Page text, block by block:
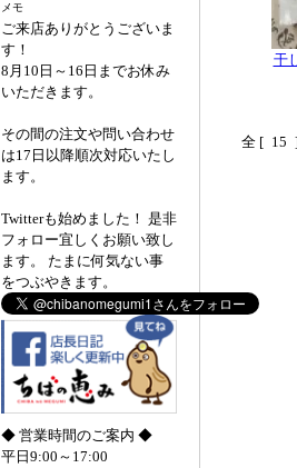
メモ
ご来店ありがとうございま
す！
8月10日～16日までお休み
いただきます。
その間の注文や問い合わせ
は17日以降順次対応いたし
ます。
Twitterも始めました！ 是非
フォロー宜しくお願い致し
ます。 たまに何気ない事
をつぶやきます。
◆ 営業時間のご案内 ◆
平日9:00～17:00
干
全 [ 15